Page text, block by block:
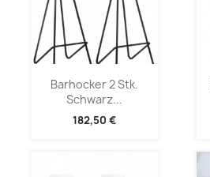
Barhocker 2 Stk.
Schwarz...
182,50 €